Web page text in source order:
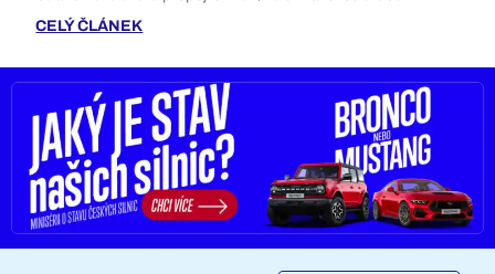
CELÝ ČLÁNEK